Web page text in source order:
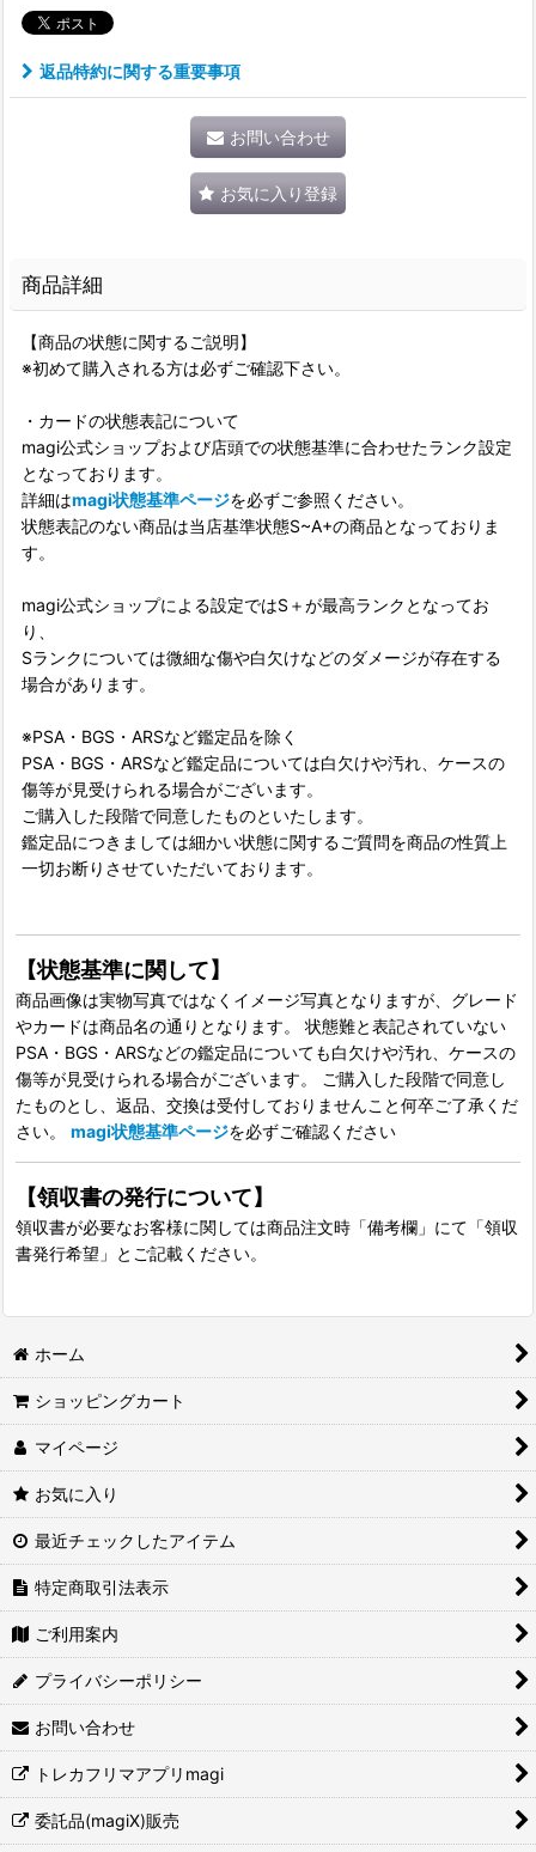
返品特約に関する重要事項
お問い合わせ
お気に入り登録
商品詳細
【商品の状態に関するご説明】
※初めて購入される方は必ずご確認下さい。
・カードの状態表記について
magi公式ショップおよび店頭での状態基準に合わせたランク設定
となっております。
詳細はmagi状態基準ページを必ずご参照ください。
状態表記のない商品は当店基準状態S~A+の商品となっておりま
す。
magi公式ショップによる設定ではS＋が最高ランクとなってお
り、
Sランクについては微細な傷や白欠けなどのダメージが存在する
場合があります。
※PSA・BGS・ARSなど鑑定品を除く
PSA・BGS・ARSなど鑑定品については白欠けや汚れ、ケースの
傷等が見受けられる場合がございます。
ご購入した段階で同意したものといたします。
鑑定品につきましては細かい状態に関するご質問を商品の性質上
一切お断りさせていただいております。
【状態基準に関して】
商品画像は実物写真ではなくイメージ写真となりますが、グレード
やカードは商品名の通りとなります。 状態難と表記されていない
PSA・BGS・ARSなどの鑑定品についても白欠けや汚れ、ケースの
傷等が見受けられる場合がございます。 ご購入した段階で同意し
たものとし、返品、交換は受付しておりませんこと何卒ご了承くだ
さい。 magi状態基準ページを必ずご確認ください
【領収書の発行について】
領収書が必要なお客様に関しては商品注文時「備考欄」にて「領収
書発行希望」とご記載ください。
ホーム
ショッピングカート
マイページ
お気に入り
最近チェックしたアイテム
特定商取引法表示
ご利用案内
プライバシーポリシー
お問い合わせ
トレカフリマアプリmagi
委託品(magiX)販売